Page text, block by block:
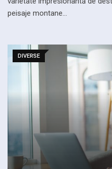
peisaje montane…
DIVERSE